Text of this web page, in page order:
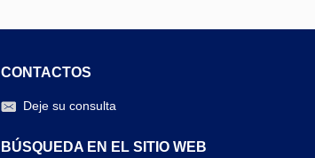
CONTACTOS
Deje su consulta
BÚSQUEDA EN EL SITIO WEB